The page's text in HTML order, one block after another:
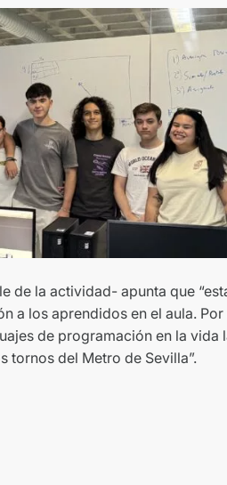
de la actividad- apunta que
a los aprendidos en el aula.
de programación en la vida
tornos del Metro de Sevilla”.